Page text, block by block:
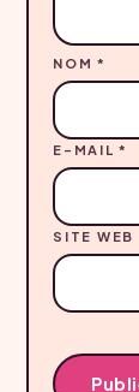
NOM*
E-MAIL*
SITE WEB